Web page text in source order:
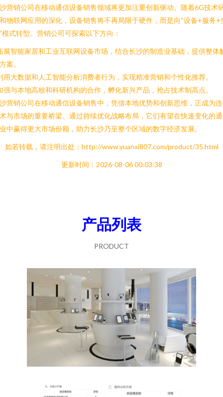
营销公司在移动通信设备销售领域将更加注重创新驱动。随着6G技术
物联网应用的深化，设备销售将不再局限于硬件，而是向“设备+服务+
模式转型。营销公司可探索以下方向：
展智能家居和工业互联网设备市场，结合长沙的制造业基础，提供整体
案。
用大数据和人工智能分析消费者行为，实现精准营销和个性化推荐。
强与本地高校和科研机构的合作，孵化新兴产品，抢占技术制高点。
营销公司在移动通信设备销售中，凭借本地优势和创新思维，正成为
与市场的重要桥梁。通过持续优化战略布局，它们有望在快速变化的
中赢得更大市场份额，助力长沙乃至整个区域的数字经济发展。
如若转载，请注明出处：http://www.yuanxi807.com/product/35.html
更新时间：2026-08-06 00:03:38
产品列表
PRODUCT